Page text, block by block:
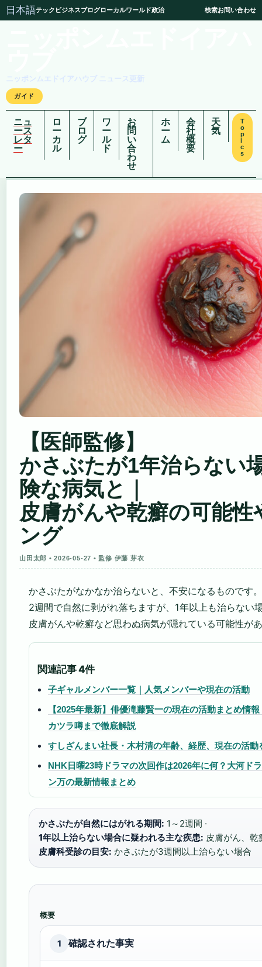
日本語テック ビジネスブログローカルワールド政治 検索お問い合わせ
ニッポンムエドイアハウブ ニュース更新
ガイド
ニュ
ース
レタ
ー
ロ
ー
カ
ル
ブ
ロ
グ
ワ
ー
ル
ド
お
問
い
合
わ
せ
ホ
ー
ム
会
社
概
要
天
気
T
o
p
i
c
s
【医師監修】
かさぶたが1年治らない
険な病気と｜
皮膚がんや乾癬の可能
ング
山田太郎 • 2026-05-27 • 監修 伊藤 芽衣
かさぶたがなかなか治らないと、不安になるものです
2週間で自然に剥がれ落ちますが、1年以上も治らない
皮膚がんや乾癬など思わぬ病気が隠れている可能性が
関連記事 4件
子ギャルメンバー一覧｜人気メンバーや現在の活動
【2025年最新】俳優滝藤賢一の現在の活動まとめ情
カツラ噂まで徹底解説
すしざんまい社長・木村清の年齢、経歴、現在の活動
NHK日曜23時ドラマの次回作は2026年に何？大河ド
ン万の最新情報まとめ
かさぶたが自然にはがれる期間: 1～2週間 ·
1年以上治らない場合に疑われる主な疾患: 皮膚がん、乾
皮膚科受診の目安: かさぶたが3週間以上治らない場合
概要
1 確認された事実